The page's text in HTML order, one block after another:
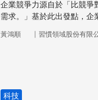
企業競爭力源自於「比競爭
需求。」基於此出發點，企
科技快速進步，在其產業化
黃鴻順 ｜ 習慣領域股份有限
科技